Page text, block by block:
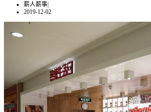
薪人薪事|
2019-12-02